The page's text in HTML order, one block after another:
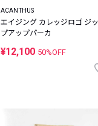
ACANTHUS
エイジング カレッジロゴ ジッ
プアップパーカ
¥12,100 50%OFF